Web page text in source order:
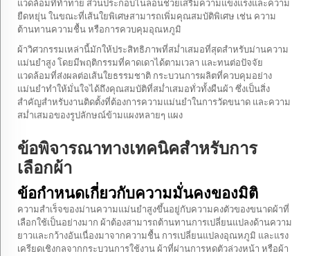
แวดล้อมที่ท้าทาย ส่วนประกอบไนลอนช่วยเสริมความแข็งแรงและความ
ยืดหยุ่น ในขณะที่เส้นใยพิเศษสามารถเพิ่มคุณสมบัติพิเศษ เช่น ความ
ต้านทานความชื้น หรือการควบคุมอุณหภูมิ
ผ้าวิศวกรรมเหล่านี้มักให้ประสิทธิภาพที่สม่ำเสมอที่สุดสำหรับม่านความ
แม่นยำสูง โดยมีพฤติกรรมที่คาดเดาได้ตามเวลา และทนต่อปัจจัย
แวดล้อมที่ส่งผลต่อเส้นใยธรรมชาติ กระบวนการผลิตที่ควบคุมอย่าง
แม่นยำทำให้มั่นใจได้ถึงคุณสมบัติที่สม่ำเสมอทั่วทั้งผืนผ้า ซึ่งเป็นสิ่ง
สำคัญสำหรับงานติดตั้งที่ต้องการความแม่นยำในการวัดขนาด และความ
สม่ำเสมอของรูปลักษณ์ข้ามแผงหลายๆ แผง
ข้อพิจารณาทางเทคนิคสำหรับการ
เลือกผ้า
ข้อกำหนดเกี่ยวกับความมั่นคงของมิติ
ความสำเร็จของม่านความแม่นยำสูงขึ้นอยู่กับความคงตัวของขนาดผ้าที่
เลือกใช้เป็นอย่างมาก ผ้าต้องสามารถต้านทานการเปลี่ยนแปลงด้านความ
ยาวและกว้างอันเนื่องมาจากความชื้น การเปลี่ยนแปลงอุณหภูมิ และแรง
เครียดเชิงกลจากกระบวนการใช้งาน ผ้าที่ผ่านการหดตัวล่วงหน้า หรือผ้า